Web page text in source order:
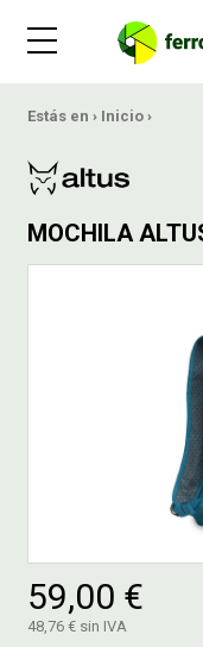
Estás en › Inicio ›
MOCHILA
59,00 €
48,76 € sin IVA